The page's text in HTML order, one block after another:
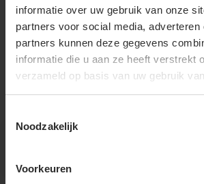
informatie over uw gebruik van onze
partners voor social media, adverteren
partners kunnen deze gegevens
informatie die u aan ze heeft verstrekt
verzameld op basis van uw gebruik
Noodzakelijk
Voorkeuren
Schrijf je in voor
nieuws & updates
Abonneer